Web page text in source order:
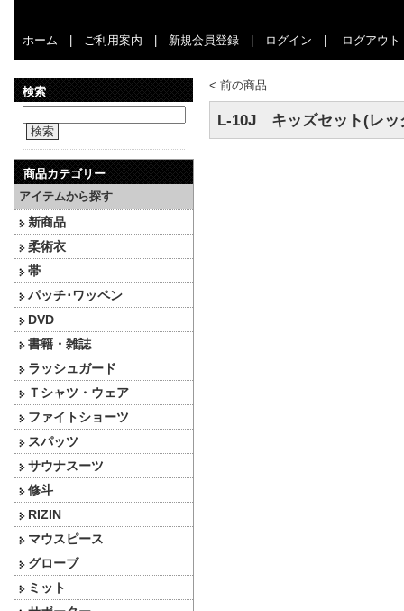
ホーム ご利用案内 新規会員登録 ログイン ログアウト
検索
検索
商品カテゴリー
アイテムから探す
新商品
柔術衣
帯
パッチ･ワッペン
DVD
書籍・雑誌
ラッシュガード
Ｔシャツ・ウェア
ファイトショーツ
スパッツ
サウナスーツ
修斗
RIZIN
マウスピース
グローブ
ミット
< 前の商品
L-10J キッズセット(レッ